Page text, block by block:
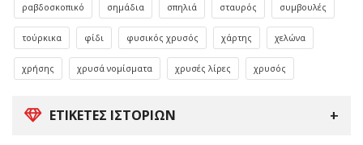
ραβδοσκοπικό σημάδια σπηλιά σταυρός συμβουλές
τούρκικα φίδι φυσικός χρυσός χάρτης χελώνα
χρήσης χρυσά νομίσματα χρυσές λίρες χρυσός
ΕΤΙΚΈΤΕΣ ΙΣΤΟΡΙΏΝ